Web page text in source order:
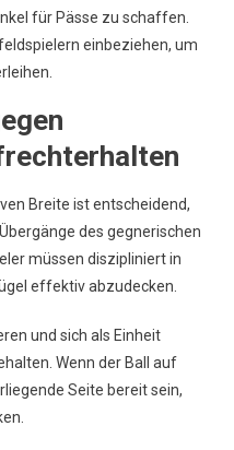
für Pässe zu schaffen.
einbeziehen, um
Breite ist entscheidend,
des gegnerischen
müssen diszipliniert in
effektiv abzudecken.
und sich als Einheit
Wenn der Ball auf
Seite bereit sein,